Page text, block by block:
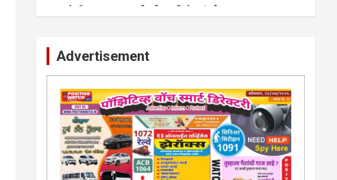
कायदेशीर सल्ला या मार्गदर्शन पाहिजे. संपर्क साधा-
परिस्थितीनुसार तुम्ही जर आर्थिक, शैक्षणिक, सामाजिक समस्या, गुन्हेगारी,
शारीरीक त्रास, फसवणूक सारख्या प्रकरणात अडकला असाल, काेर्टाची
पायरी चढला असाल तर चिंता नकाे.. आम्ही मदत करू. मार्गदर्शन करू,
कायदेशीर सल्ला देऊ. - आजच संपर्क साधा- भारत
साेनुले-8888207374 या AD सतिश कुंभार -9860944728
मराठी.. इंग्रजी पेपरला जाहिरात द्यायची संपर्क साधा..
मराठी इंग्रजी दैनिकासाठी जिल्हा, राज्य आवृत्तीसाठी जाहिराती स्विकारल्या
Advertisement